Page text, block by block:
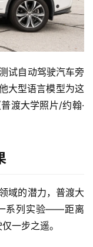
试自动驾驶汽车旁
大型语言模型为这
渡大学照片/约翰·
域的潜力，普渡大
系列实验——距离
一步之遥。